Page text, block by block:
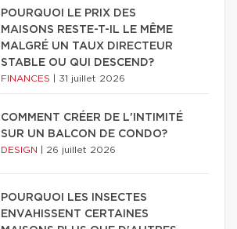
POURQUOI LE PRIX DES
MAISONS RESTE-T-IL LE MÊME
MALGRÉ UN TAUX DIRECTEUR
STABLE OU QUI DESCEND?
FINANCES 31 juillet 2026
COMMENT CRÉER DE L'INTIMITÉ
SUR UN BALCON DE CONDO?
DESIGN 26 juillet 2026
POURQUOI LES INSECTES
ENVAHISSENT CERTAINES